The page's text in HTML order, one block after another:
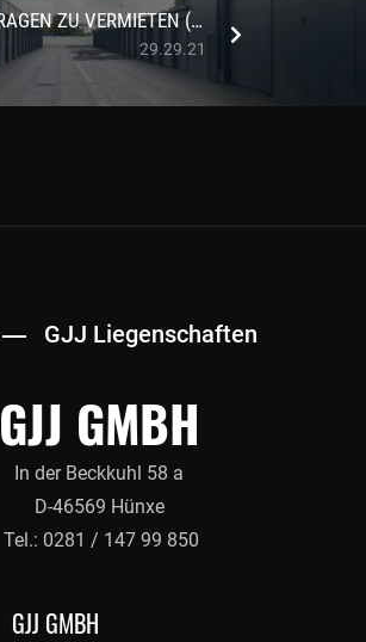
GROSSGARAGEN ZU VERMIETEN (VERSCHIEDENE GRÖSSEN)
29.29.21
GJJ Liegenschaften
GJJ GMBH
In der Beckkuhl 58 a
D-46569 Hünxe
Tel.: 0281 / 147 99 850
GJJ GMBH